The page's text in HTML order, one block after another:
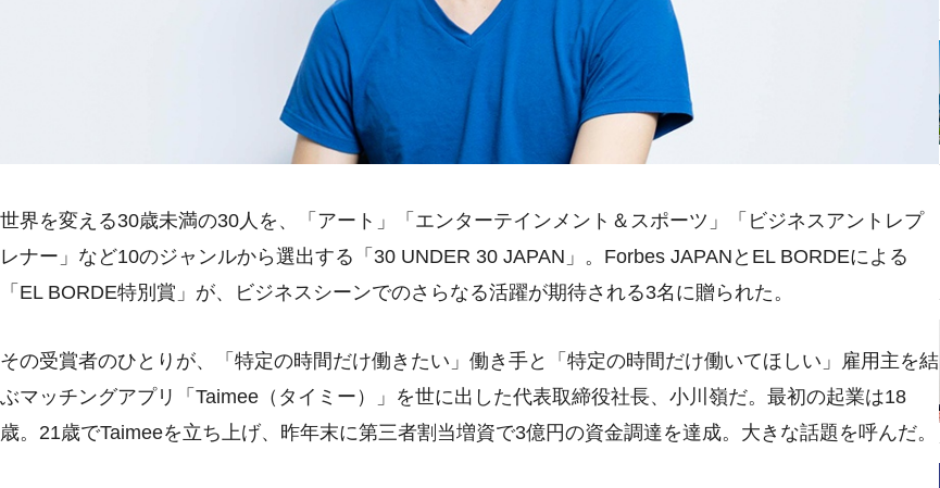
世界を変える30歳未満の30人を、「アート」「エンターテインメント＆スポーツ」「ビジネスアントレプ
レナー」など10のジャンルから選出する「30 UNDER 30 JAPAN」。Forbes JAPANとEL BORDEによる
「EL BORDE特別賞」が、ビジネスシーンでのさらなる活躍が期待される3名に贈られた。
その受賞者のひとりが、「特定の時間だけ働きたい」働き手と「特定の時間だけ働いてほしい」雇用主を結
ぶマッチングアプリ「Taimee（タイミー）」を世に出した代表取締役社長、小川嶺だ。最初の起業は18
歳。21歳でTaimeeを立ち上げ、昨年末に第三者割当増資で3億円の資金調達を達成。大きな話題を呼んだ。